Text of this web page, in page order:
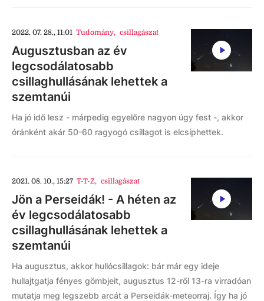
2022. 07. 28., 11:01 Tudomány, csillagászat
Augusztusban az év
legcsodálatosabb
csillaghullásának lehettek a
szemtanúi
Ha jó idő lesz - márpedig egyelőre nagyon úgy fest -, akkor
óránként akár 50-60 ragyogó csillagot is elcsíphettek.
2021. 08. 10., 15:27 T-T-Z, csillagászat
Jön a Perseidák! - A héten az
év legcsodálatosabb
csillaghullásának lehettek a
szemtanúi
Ha augusztus, akkor hullócsillagok: bár már egy ideje
hullajtgatja fényes gömbjeit, augusztus 12-ről 13-ra virradóan
mutatja meg legszebb arcát a Perseidák-meteorraj. Így ha jó